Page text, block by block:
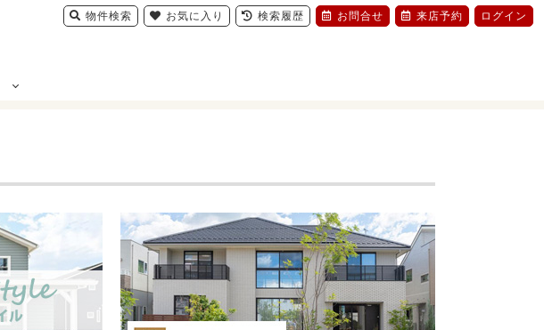
物件検索 お気に入り 検索履歴 お問合せ 来店予約 ログイン